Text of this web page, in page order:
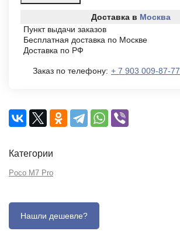
Доставка в Москва
Пункт выдачи заказов
Бесплатная доставка по Москве
Доставка по РФ
Заказ по телефону: + 7 903 009-87-77
Категории
Poco M7 Pro